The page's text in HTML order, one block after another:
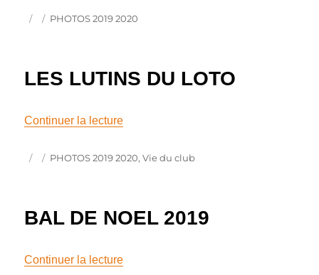
Publié
Catégories
PHOTOS 2019 2020
LES LUTINS DU LOTO
Continuer la lecturede « LES LUTINS DU LOTO »
Publié
Catégories
PHOTOS 2019 2020,Vie du club
BAL DE NOEL 2019
Continuer la lecturede « BAL DE NOEL 2019 »